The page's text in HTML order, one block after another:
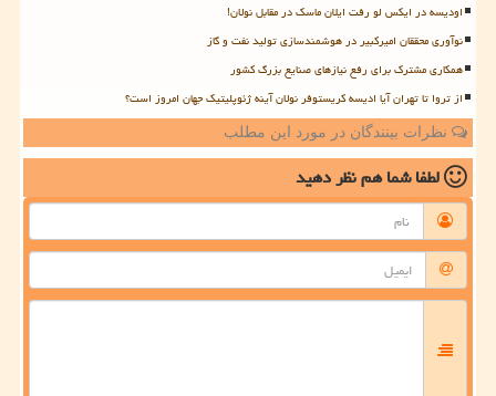
اودیسه در ایکس لو رفت ایلان ماسک در مقابل نولان!
نوآوری محققان امیرکبیر در هوشمندسازی تولید نفت و گاز
همکاری مشترک برای رفع نیازهای صنایع بزرگ کشور
از تروا تا تهران آیا ادیسه کریستوفر نولان آینه ژئوپلیتیک جهان امروز است؟
نظرات بینندگان در مورد این مطلب
لطفا شما همنظر دهید